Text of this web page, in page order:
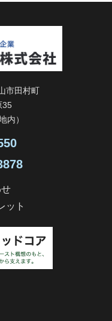
市田村町
35
内）
ット